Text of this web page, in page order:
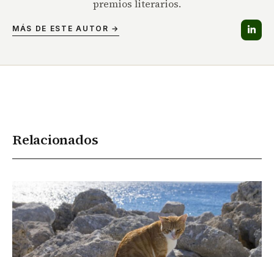
premios literarios.
MÁS DE ESTE AUTOR →
Relacionados